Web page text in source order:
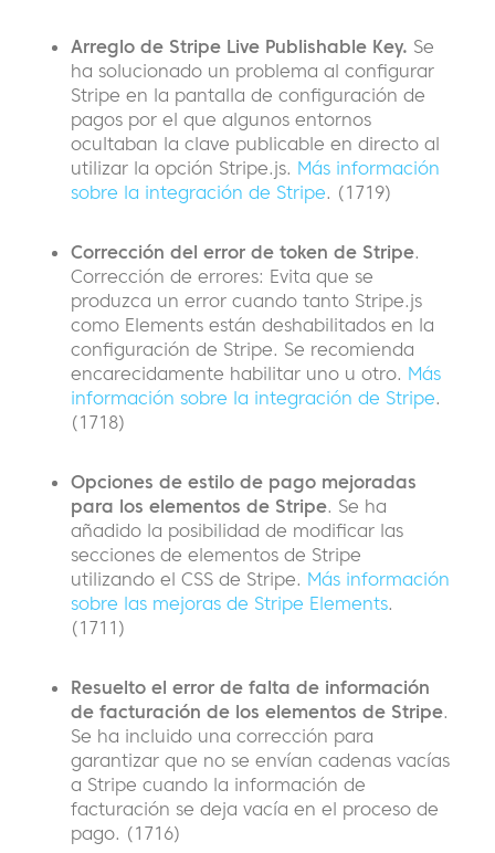
Arreglo de Stripe Live Publishable Key. Se
ha solucionado un problema al configurar
Stripe en la pantalla de configuración de
pagos por el que algunos entornos
ocultaban la clave publicable en directo al
utilizar la opción Stripe.js. Más información
sobre la integración de Stripe. (1719)
Corrección del error de token de Stripe.
Corrección de errores: Evita que se
produzca un error cuando tanto Stripe.js
como Elements están deshabilitados en la
configuración de Stripe. Se recomienda
encarecidamente habilitar uno u otro. Más
información sobre la integración de Stripe.
(1718)
Opciones de estilo de pago mejoradas
para los elementos de Stripe. Se ha
añadido la posibilidad de modificar las
secciones de elementos de Stripe
utilizando el CSS de Stripe. Más información
sobre las mejoras de Stripe Elements.
(1711)
Resuelto el error de falta de información
de facturación de los elementos de Stripe.
Se ha incluido una corrección para
garantizar que no se envían cadenas vacías
a Stripe cuando la información de
facturación se deja vacía en el proceso de
pago. (1716)